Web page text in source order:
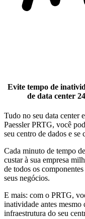
Evite tempo de
de data center
Tudo no seu data center
Paessler PRTG, você
seu centro de dados e se
Cada minuto de tempo
custar à sua empresa
de todos os
seus negócios.
E mais: com o PRTG,
inatividade antes mesmo
infraestrutura do seu